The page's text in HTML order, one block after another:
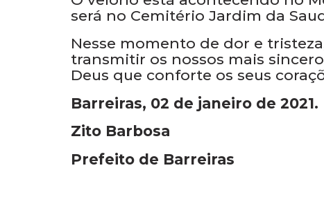
será no Cemitério Jardim da
Nesse momento de dor e
transmitir os nossos mais
Deus que conforte os seus
Barreiras, 02 de janeiro de 2021.
Zito Barbosa
Prefeito de Barreiras